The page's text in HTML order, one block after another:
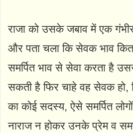
राजा को उसके जबाव में एक
और पता चला कि सेवक भाव
समर्पित भाव से सेवा करता है
सकती है फिर चाहे वह सेवक हो,
का कोई सदस्य, ऐसे समर्पित
नाराज न होकर उनके प्रेम व